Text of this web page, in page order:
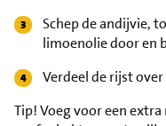
Schep de andijvie,
limoenolie door en
Verdeel de rijst
Tip!Voeg voor een